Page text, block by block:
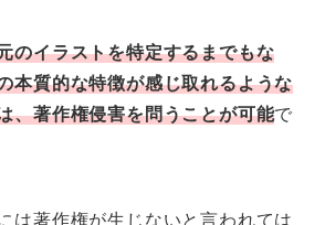
のイラストを特定するまでもな
本質的な特徴が感じ取れるような
、著作権侵害を問うことが可能で
は著作権が生じないと言われては